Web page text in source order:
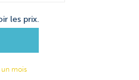
les prix.
mois